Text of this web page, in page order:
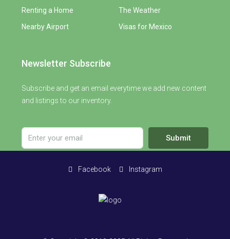
Renting a Home
Nearby Airport
The Weather
Visas for Mexico
Newsletter Subscribe
Subscribe and get an email everytime we add new content
and listings to our inventory.
Submit
Facebook Instagram